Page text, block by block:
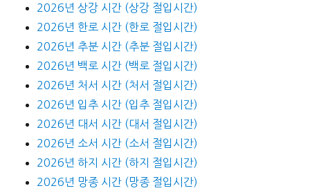
2026년 상강 시간 (상강 절입시간)
2026년 한로 시간 (한로 절입시간)
2026년 추분 시간 (추분 절입시간)
2026년 백로 시간 (백로 절입시간)
2026년 처서 시간 (처서 절입시간)
2026년 입추 시간 (입추 절입시간)
2026년 대서 시간 (대서 절입시간)
2026년 소서 시간 (소서 절입시간)
2026년 하지 시간 (하지 절입시간)
2026년 망종 시간 (망종 절입시간)